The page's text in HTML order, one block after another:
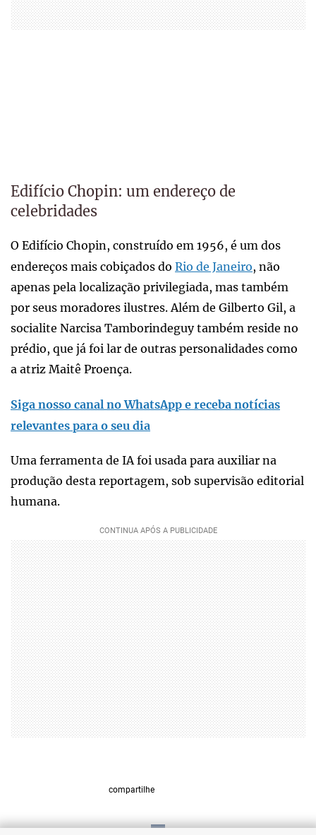
Edifício Chopin: um endereço de
celebridades
O Edifício Chopin, construído em 1956, é um dos
endereços mais cobiçados do Rio de Janeiro, não
apenas pela localização privilegiada, mas também
por seus moradores ilustres. Além de Gilberto Gil, a
socialite Narcisa Tamborindeguy também reside no
prédio, que já foi lar de outras personalidades como
a atriz Maitê Proença.
Siga nosso canal no WhatsApp e receba notícias
relevantes para o seu dia
Uma ferramenta de IA foi usada para auxiliar na
produção desta reportagem, sob supervisão editorial
humana.
compartilhe